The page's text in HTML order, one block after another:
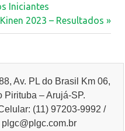
Iniciantes
2023 – Resultados
Av. PL do Brasil Km 06,
Pirituba – Arujá-SP.
(11) 97203-9992 /